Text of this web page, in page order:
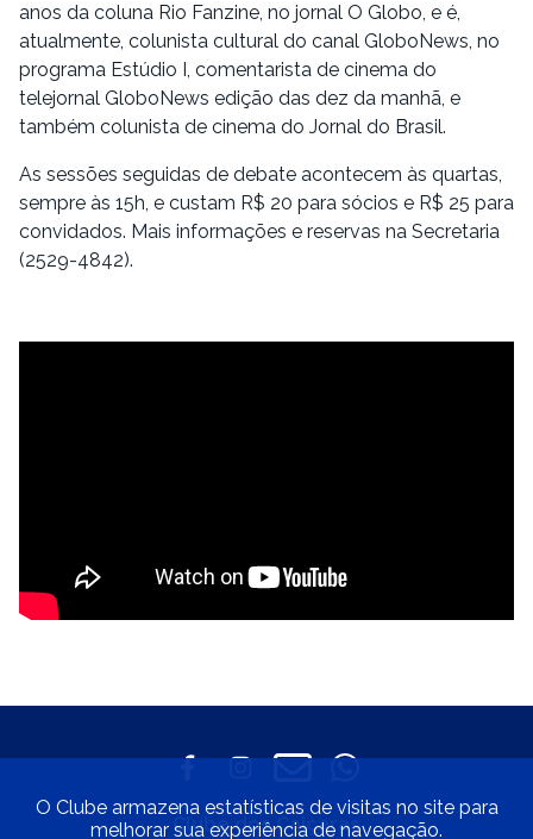
anos da coluna Rio Fanzine, no jornal O Globo, e é,
atualmente, colunista cultural do canal GloboNews, no
programa Estúdio I, comentarista de cinema do
telejornal GloboNews edição das dez da manhã, e
também colunista de cinema do Jornal do Brasil.
As sessões seguidas de debate acontecem às quartas,
sempre às 15h, e custam R$ 20 para sócios e R$ 25 para
convidados. Mais informações e reservas na Secretaria
(2529-4842).
Clube dos Caiçaras
O Clube armazena estatísticas de visitas no site para
melhorar sua experiência de navegação.